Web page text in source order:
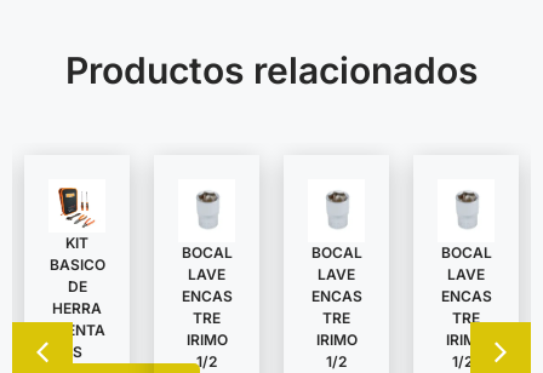
Productos relacionados
KIT
BASICO
DE
HERRA
MIENTA
S
BOCAL
LAVE
ENCAS
TRE
IRIMO
1/2
BOCAL
LAVE
ENCAS
TRE
IRIMO
1/2
BOCAL
LAVE
ENCAS
TRE
IRIMO
1/2″